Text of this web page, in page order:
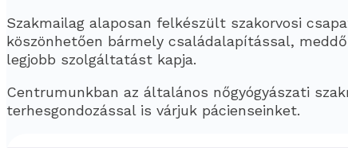
Szakmailag alaposan felkészült szakorvosi
köszönhetően bármely családalapítással,
legjobb szolgáltatást kapja.
Centrumunkban az általános nőgyógyászati
terhesgondozással is várjuk pácienseinket.